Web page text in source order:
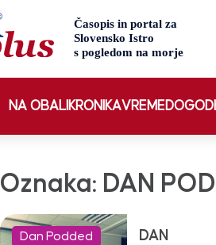
NA OBALI KRONIKAVREME
Oznaka: DAN
Dan Podded
DAN